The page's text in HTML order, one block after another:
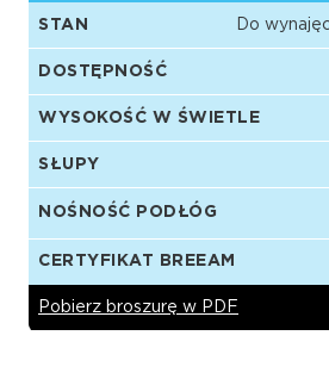
STAN Do
DOSTĘPNOŚĆ
WYSOKOŚĆ W ŚWIETLE
SŁUPY
NOŚNOŚĆ PODŁÓG
CERTYFIKAT BREEAM
Pobierz broszurę w PDF